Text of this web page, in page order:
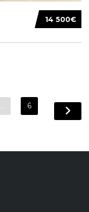
14 500€
… 6